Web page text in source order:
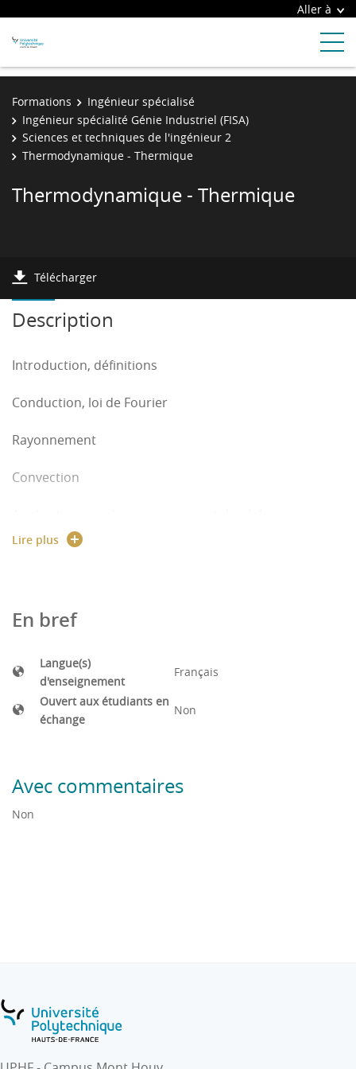
Aller à
Formations
Ingénieur spécialisé
Ingénieur spécialité Génie Industriel (FISA)
Sciences et techniques de l'ingénieur 2
Thermodynamique - Thermique
Thermodynamique - Thermique
Télécharger
Description
Introduction, définitions
Conduction, loi de Fourier
Rayonnement
Convection
industriels
Lire plus
En bref
Langue(s)
d'enseignement
Français
Ouvert aux étudiants en
échange
Non
Avec commentaires
Non